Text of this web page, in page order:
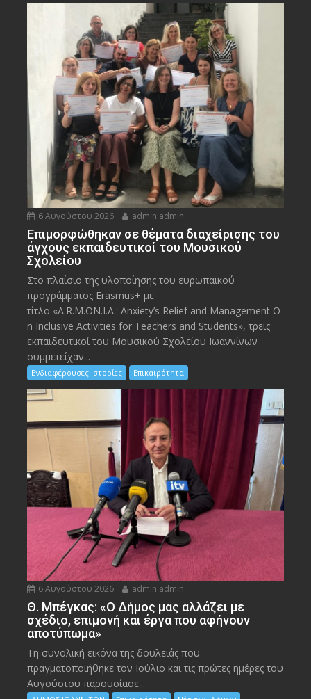
6 Αυγούστου 2026 admin admin
Eπιμορφώθηκαν σε θέματα διαχείρισης του
άγχους εκπαιδευτικοί του Μουσικού
Σχολείου
Στο πλαίσιο της υλοποίησης του ευρωπαϊκού
προγράμματος Erasmus+ με
τίτλο «A.R.M.ON.I.A.: Anxiety’s Relief and Management O
n Inclusive Activities for Teachers and Students», τρεις
εκπαιδευτικοί του Μουσικού Σχολείου Ιωαννίνων
συμμετείχαν...
Ενδιαφέρουσες Ιστορίες Επικαιρότητα
6 Αυγούστου 2026 admin admin
Θ. Μπέγκας: «Ο Δήμος μας αλλάζει με
σχέδιο, επιμονή και έργα που αφήνουν
αποτύπωμα»
Τη συνολική εικόνα της δουλειάς που
πραγματοποιήθηκε τον Ιούλιο και τις πρώτες ημέρες του
Αυγούστου παρουσίασε...